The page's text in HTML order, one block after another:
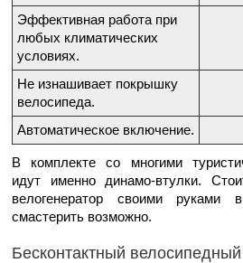
Эффективная работа при
любых климатических
условиях.
Не изнашивает покрышку
велосипеда.
Автоматическое включение.
В комплекте со многими
идут именно динамо-втулки.
велогенератор своими руками
смастерить возможно.
Бесконтактный